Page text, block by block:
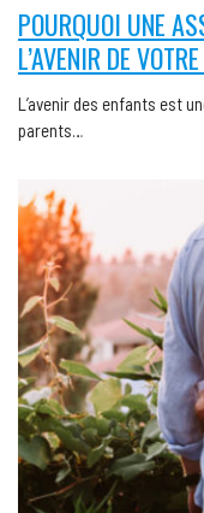
POURQUOI UNE
L’AVENIR DE
L’avenir des enfants est
parents…